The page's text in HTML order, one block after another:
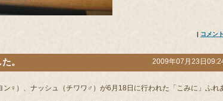
| コメン
。 2009年07月23日
♀）、ナッシュ（チワワ♂）が6月18日に行われた「こみに」ふれ